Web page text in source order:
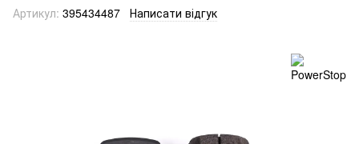
Артикул: 395434487 Написати відгук